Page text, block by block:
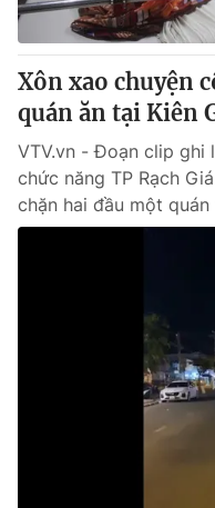
® Cấm sao chép dưới mọi
thuận bằng văn bản. Ghi
thông tin từ website này.
Xôn xao chuyện
quán ăn tại Kiên
VTV.vn - Đoạn clip ghi
chức năng TP Rạch
chặn hai đầu một